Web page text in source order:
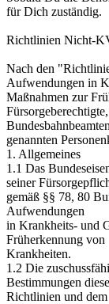
für Dich zuständig.
Richtlinien Nicht-
Nach den
Aufwendungen in
Maßnahmen zur
genannten
1. Allgemeines
1.1 Das
seiner
gemäß §§ 78, 80
Aufwendungen
in Krankheits- und
Früherkennung von
Krankheiten.
1.2 Die
Bestimmungen
Richtlinien und